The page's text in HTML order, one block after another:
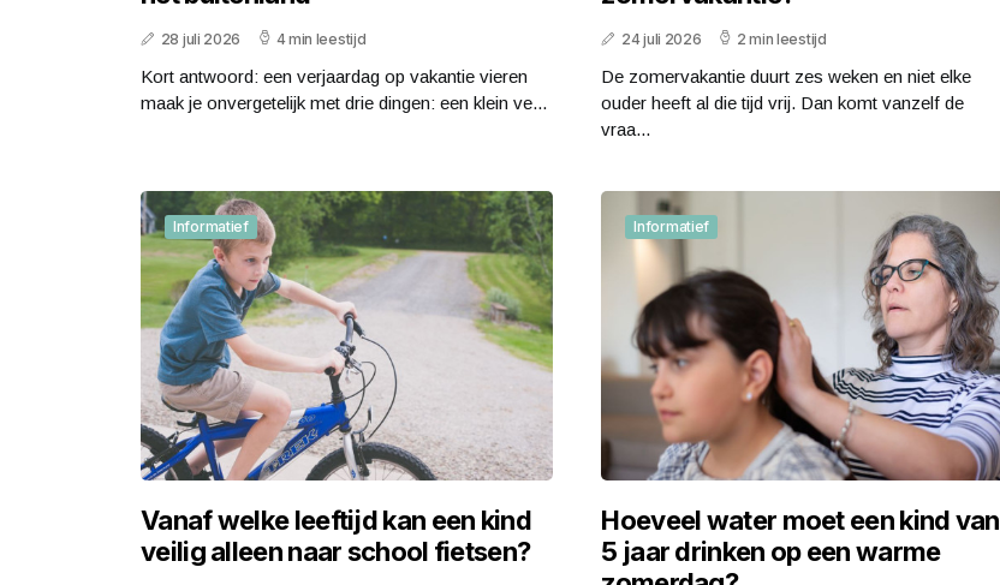
28 juli 2026 4 min leestijd
Kort antwoord: een verjaardag op vakantie vieren
maak je onvergetelijk met drie dingen: een klein ve...
24 juli 2026 2 min leestijd
De zomervakantie duurt zes weken en niet elke
ouder heeft al die tijd vrij. Dan komt vanzelf de
vraa...
Informatief
Vanaf welke leeftijd kan een kind
veilig alleen naar school fietsen?
Informatief
Hoeveel water moet een kind van
5 jaar drinken op een warme